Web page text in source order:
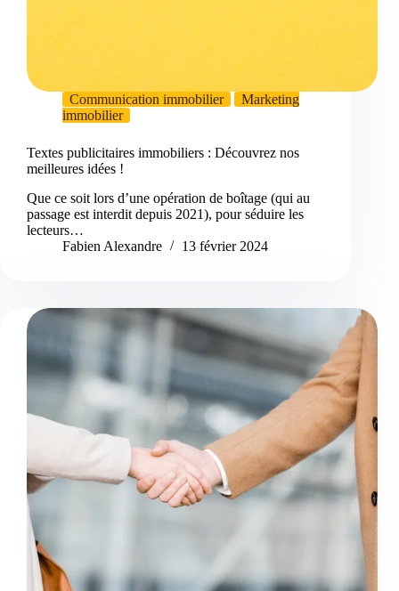
Communication immobilier
Marketing
immobilier
Textes publicitaires immobiliers : Découvrez nos
meilleures idées !
Que ce soit lors d’une opération de boîtage (qui au
passage est interdit depuis 2021), pour séduire les
lecteurs…
Fabien Alexandre
13 février 2024